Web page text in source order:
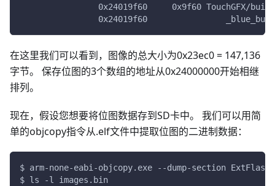
0x24019f60     0x9f60 TouchGFX/
0x24019f60
在这里我们可以看到，图像的总大小为0x23ec0 = 147,136
字节。 保存位图的3个数组的地址从0x24000000开始相继
排列。
现在，假设您想要将位图数据存到SD卡中。 我们可以用简
单的objcopy指令从.elf文件中提取位图的二进制数据：
$ arm-none-eabi-objcopy.exe --dump-section
$ ls -l images.bin